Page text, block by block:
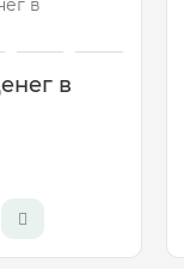
в